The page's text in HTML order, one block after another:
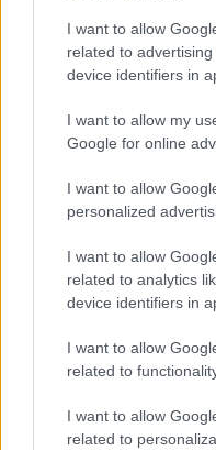
I want to allow
related to
device identifiers in
I want to allow my
Google for online
I want to allow
personalized
I want to allow
related to analytics
device identifiers in
I want to allow
related to
I want to allow
related to
Rasoio elettrico Braun
caratteristiche
Edoardo Vitali · 9 Ago 2026
FUTURE